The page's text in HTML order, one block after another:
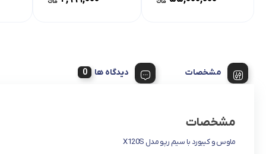
مشخصات دیدگاه ها
مشخصات
ماوس و کیبورد با سیم رپو مدل X120S